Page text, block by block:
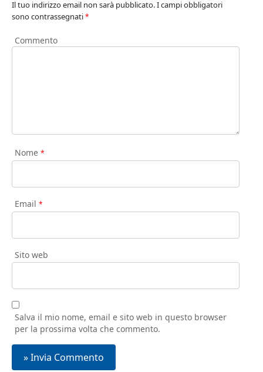
Il tuo indirizzo email non sarà pubblicato.I campi obbligatori
sono contrassegnati*
Commento
Nome *
Email *
Sito web
Salva il mio nome, email e sito web in questo browser
per la prossima volta che commento.